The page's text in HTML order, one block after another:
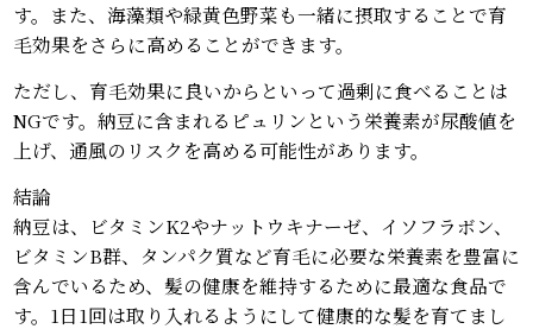
す。また、海藻類や緑黄色野菜も一緒に摂取することで育
毛効果をさらに高めることができます。
ただし、育毛効果に良いからといって過剰に食べることは
NGです。納豆に含まれるピュリンという栄養素が尿酸値を
上げ、通風のリスクを高める可能性があります。
結論
納豆は、ビタミンK2やナットウキナーゼ、イソフラボン、
ビタミンB群、タンパク質など育毛に必要な栄養素を豊富に
含んでいるため、髪の健康を維持するために最適な食品で
す。1日1回は取り入れるようにして健康的な髪を育てまし